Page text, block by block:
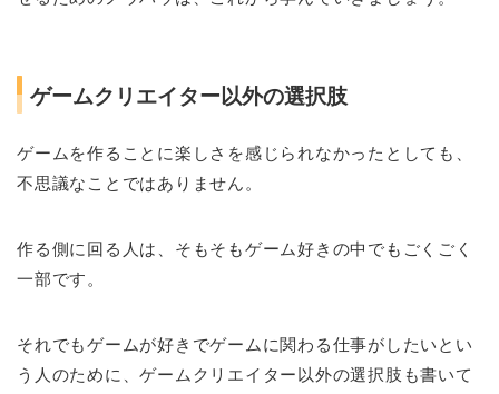
ゲームクリエイター以外の選択肢
ゲームを作ることに楽しさを感じられなかったとしても、
不思議なことではありません。
作る側に回る人は、そもそもゲーム好きの中でもごくごく
一部です。
それでもゲームが好きでゲームに関わる仕事がしたいとい
う人のために、ゲームクリエイター以外の選択肢も書いて